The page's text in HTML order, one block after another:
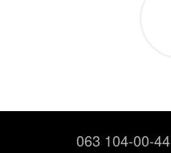
063 104-00-44